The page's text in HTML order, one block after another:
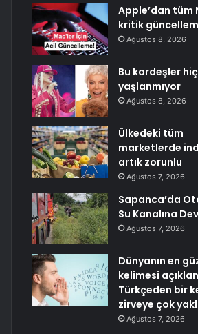
Apple’dan tüm
kritik
Ağustos 8, 2026
Bu kardeşler hiç
yaşlanmıyor
Ağustos 8, 2026
Ülkedeki tüm
marketlerde
artık zorunlu
Ağustos 7, 2026
Sapanca’da
Su Kanalına
Ağustos 7, 2026
Dünyanın en
kelimesi
Türkçeden bir
zirveye çok
Ağustos 7, 2026